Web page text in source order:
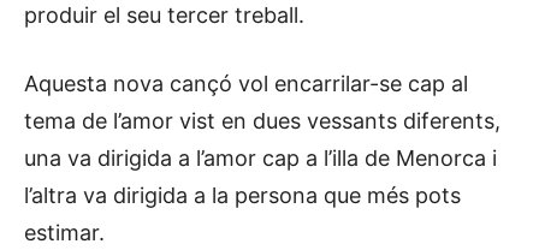
produir el seu tercer treball.
Aquesta nova cançó vol encarrilar-se cap al
tema de l’amor vist en dues vessants diferents,
una va dirigida a l’amor cap a l’illa de Menorca i
l’altra va dirigida a la persona que més pots
estimar.